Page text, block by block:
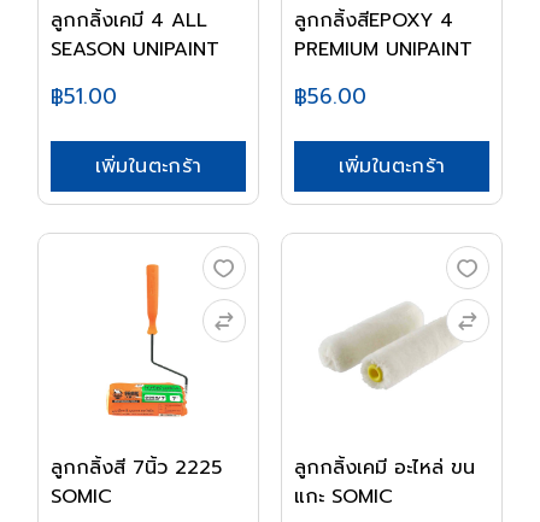
ลูกกลิ้งเคมี 4 ALL
SEASON UNIPAINT
฿51.00
เพิ่มในตะกร้า
ลูกกลิ้งสีEPOXY 4
PREMIUM UNIPAINT
฿56.00
เพิ่มในตะกร้า
ลูกกลิ้งสี 7นิ้ว 2225
SOMIC
ลูกกลิ้งเคมี อะไหล่ ขน
แกะ SOMIC